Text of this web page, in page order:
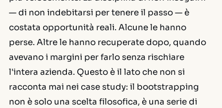
— di non indebitarsi per tenere il passo — è
costata opportunità reali. Alcune le hanno
perse. Altre le hanno recuperate dopo, quando
avevano i margini per farlo senza rischiare
l'intera azienda. Questo è il lato che non si
racconta mai nei case study: il bootstrapping
non è solo una scelta filosofica, è una serie di